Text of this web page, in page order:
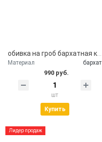
Материал бархат
990 руб.
шт
Купить
Лидер продаж